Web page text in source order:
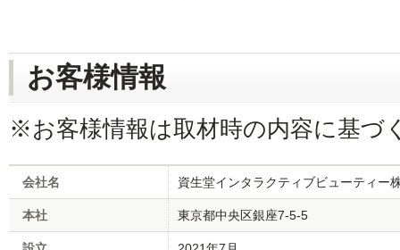
お客様情報
※お客様情報は取材時の内容に基づ
会社名 資生堂インタラクティブビューティー
本社 東京都中央区銀座7-5-5